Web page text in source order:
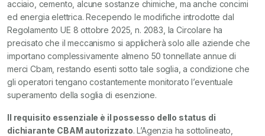
acciaio, cemento, alcune sostanze chimiche, ma anche concimi
ed energia elettrica. Recependo le modifiche introdotte dal
Regolamento UE 8 ottobre 2025, n. 2083, la Circolare ha
precisato che il meccanismo si applicherà solo alle aziende che
importano complessivamente almeno 50 tonnellate annue di
merci Cbam, restando esenti sotto tale soglia, a condizione che
gli operatori tengano costantemente monitorato l’eventuale
superamento della soglia di esenzione.
Il requisito essenziale è il possesso dello status di
dichiarante CBAM autorizzato. L’Agenzia ha sottolineato,